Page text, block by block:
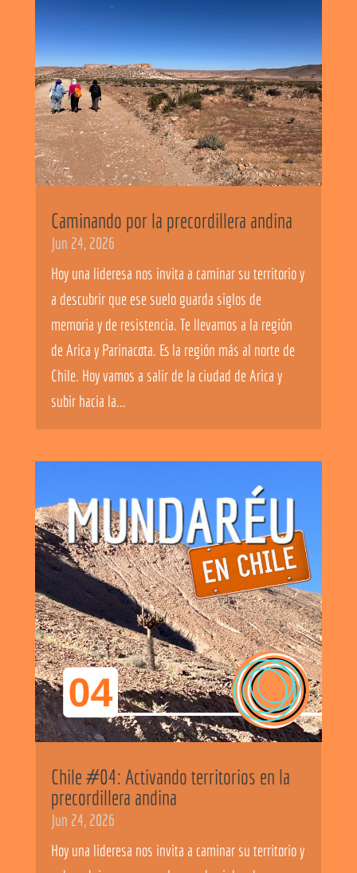
Caminando por la precordillera andina
Jun 24, 2026
Hoy una lideresa nos invita a caminar su territorio y
a descubrir que ese suelo guarda siglos de
memoria y de resistencia. Te llevamos a la región
de Arica y Parinacota. Es la región más al norte de
Chile. Hoy vamos a salir de la ciudad de Arica y
subir hacia la...
Chile #04: Activando territorios en la
precordillera andina
Jun 24, 2026
Hoy una lideresa nos invita a caminar su territorio y